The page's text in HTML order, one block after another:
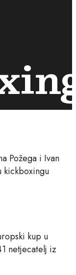
Požega i Ivan
kickboxingu
kup u
netjecatelj iz